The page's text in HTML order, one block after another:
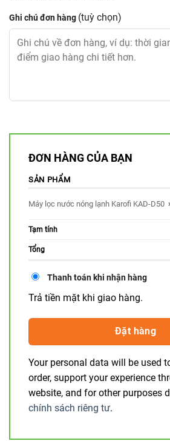
Ghi chú đơn hàng (tuỳ chọn)
ĐƠN HÀNG CỦA BẠN
SẢN PHẨM
Máy lọc nước nóng lạnh Karofi KAD-D50
Tạm tính
Tổng
Thanh toán khi nhận hàng
Trả tiền mặt khi giao hàng.
Đặt hàng
Your personal data will be used
order, support your experience
website, and for other purposes
chính sách riêng tư.